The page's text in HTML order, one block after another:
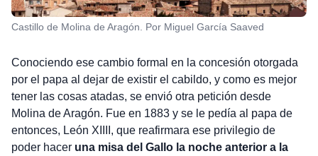
Castillo de Molina de Aragón. Por Miguel García Saaved
Conociendo ese cambio formal en la concesión otorgada
por el papa al dejar de existir el cabildo, y como es mejor
tener las cosas atadas, se envió otra petición desde
Molina de Aragón. Fue en 1883 y se le pedía al papa de
entonces, León XIIII, que reafirmara ese privilegio de
poder hacer una misa del Gallo la noche anterior a la